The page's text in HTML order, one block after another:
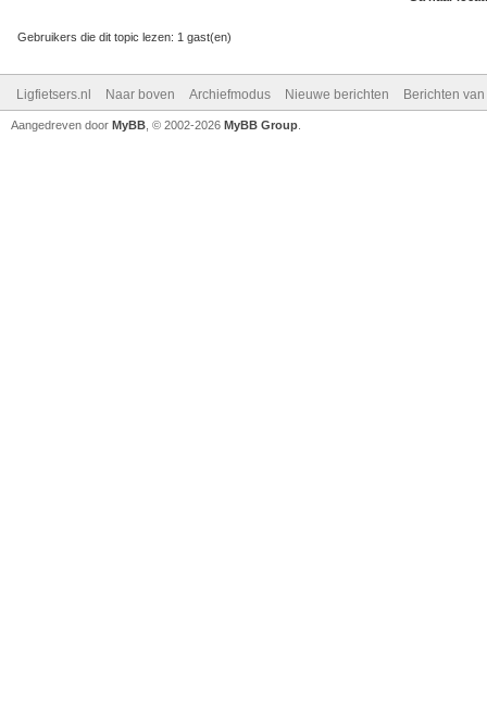
Gebruikers die dit topic lezen: 1 gast(en)
Ligfietsers.nl Naar boven Archiefmodus Nieuwe berichten Berichten
Aangedreven door MyBB , © 2002-2026 MyBB Group